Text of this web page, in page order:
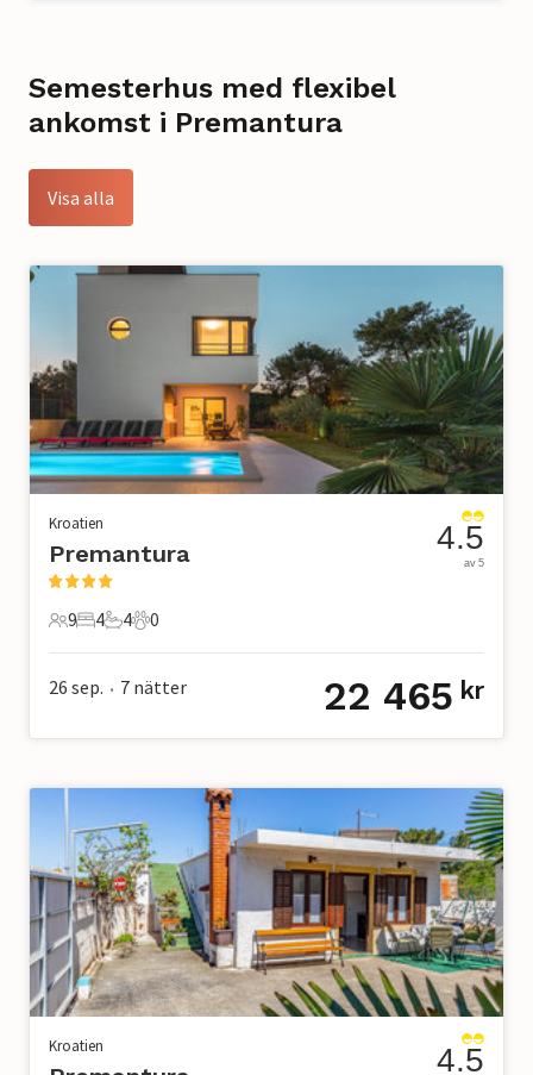
Semesterhus med flexibel
ankomst i Premantura
Visa alla
Kroatien
Premantura
9 Gäster
9
4 Sovrum
4
4 Badrum
4
0 Husdjur
0
4.5
av 5
26 sep. • 7 nätter 22 465 kr
Kroatien 4.5